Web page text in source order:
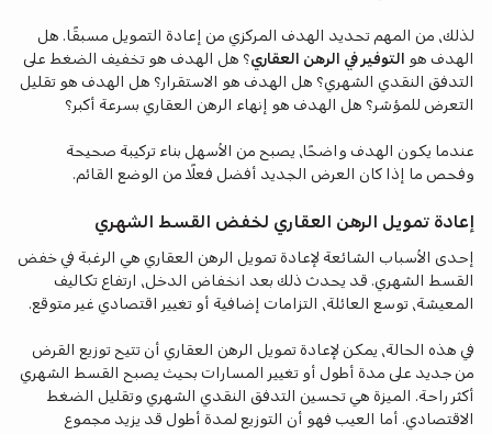
لذلك، من المهم تحديد الهدف المركزي من إعادة التمويل مسبقًا. هل
الهدف هو
التوفير في الرهن العقاري؟ هل الهدف هو تخفيف الضغط على
التدفق النقدي الشهري؟ هل الهدف هو الاستقرار؟ هل الهدف هو تقليل
التعرض للمؤشر؟ هل الهدف هو إنهاء الرهن العقاري بسرعة أكبر؟
عندما يكون الهدف واضحًا، يصبح من الأسهل بناء تركيبة صحيحة
وفحص ما إذا كان العرض الجديد أفضل فعلًا من الوضع القائم.
إعادة تمويل الرهن العقاري لخفض القسط الشهري
إحدى الأسباب الشائعة لإعادة تمويل الرهن العقاري هي الرغبة في خفض
القسط الشهري. قد يحدث ذلك بعد انخفاض الدخل، ارتفاع تكاليف
المعيشة، توسع العائلة، التزامات إضافية أو تغيير اقتصادي غير متوقع.
في هذه الحالة، يمكن لإعادة تمويل الرهن العقاري أن تتيح توزيع القرض
من جديد على مدة أطول أو تغيير المسارات بحيث يصبح القسط الشهري
أكثر راحة. الميزة هي تحسين التدفق النقدي الشهري وتقليل الضغط
الاقتصادي. أما العيب فهو أن التوزيع لمدة أطول قد يزيد مجموع